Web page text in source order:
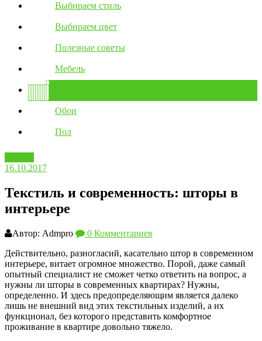
Выбираем стиль
Выбираем цвет
Полезные советы
Мебель
Обои
Пол
16.10.2017
Текстиль и современность: шторы в
интерьере
Автор: Admpro
0 Комментариев
Действительно, разногласий, касательно штор в современном
интерьере, витает огромное множество. Порой, даже самый
опытный специалист не сможет четко ответить на вопрос, а
нужны ли шторы в современных квартирах? Нужны,
определенно. И здесь предопределяющим является далеко
лишь не внешний вид этих текстильных изделий, а их
функционал, без которого представить комфортное
проживание в квартире довольно тяжело.